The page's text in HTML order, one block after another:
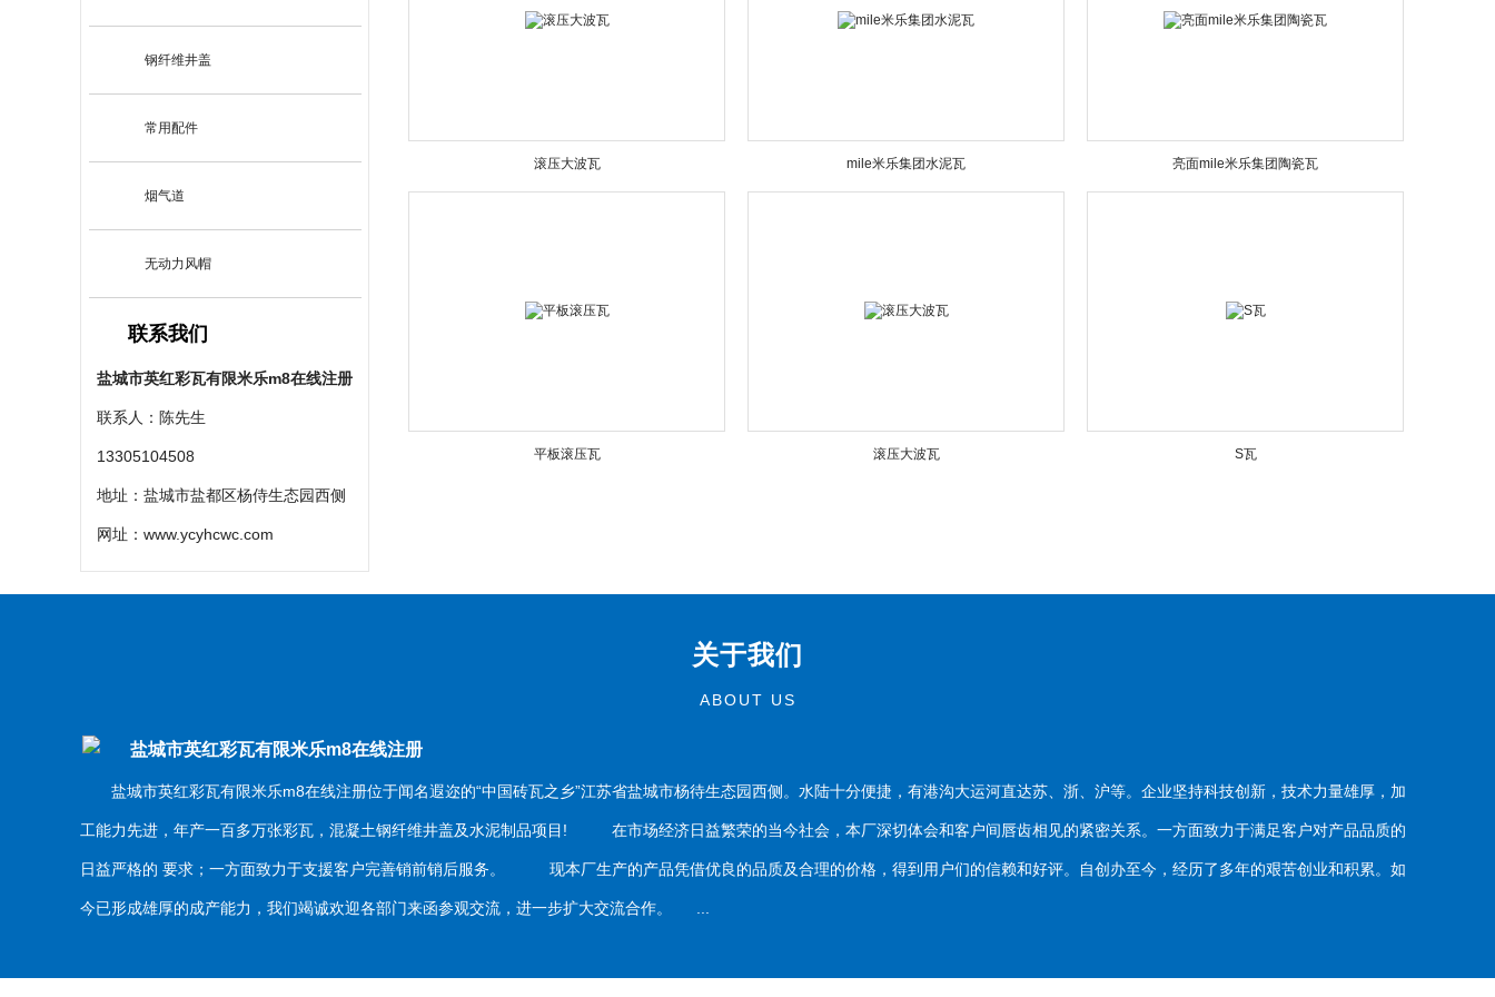
钢纤维井盖
常用配件
烟气道
无动力风帽
联系我们
盐城市英红彩瓦有限米乐m8在线注册
联系人：陈先生
13305104508
地址：盐城市盐都区杨侍生态园西侧
网址： www.ycyhcwc.com
滚压大波瓦 mile米乐集团水泥瓦 亮面mile米乐集团陶瓷瓦
平板滚压瓦 滚压大波瓦 S瓦
关于我们
ABOUT US
盐城市英红彩瓦有限米乐m8在线注册
盐城市英红彩瓦有限米乐m8在线注册位于闻名遐迩的“中国砖瓦之乡”江苏省盐城市杨待生态园西侧。水陆十分便捷，有港沟大运河直达苏、浙、沪等。企业坚持科技创新，技术力量雄厚，加
工能力先进，年产一百多万张彩瓦，混凝土钢纤维井盖及水泥制品项目! 在市场经济日益繁荣的当今社会，本厂深切体会和客户间唇齿相见的紧密关系。一方面致力于满足客户对产品品质的
日益严格的 要求；一方面致力于支援客户完善销前销后服务。 现本厂生产的产品凭借优良的品质及合理的价格，得到用户们的信赖和好评。自创办至今，经历了多年的艰苦创业和积累。如
今已形成雄厚的成产能力，我们竭诚欢迎各部门来函参观交流，进一步扩大交流合作。 ...